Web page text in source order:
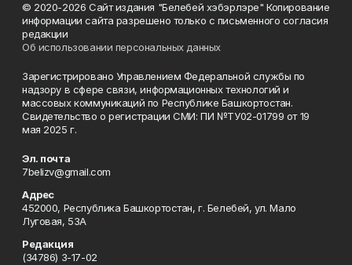
© 2020-2026 Сайт издания "Белебей хэбэрлэре" Копирование
информации сайта разрешено только с письменного согласия
редакции
Об использовании персональных данных
Зарегистрировано Управлением Федеральной службы по
надзору в сфере связи, информационных технологий и
массовых коммуникаций по Республике Башкортостан.
Свидетельство о регистрации СМИ: ПИ №ТУ02-01799 от 19
мая 2025 г.
Эл. почта
7belizv@gmail.com
Адрес
452000, Республика Башкортостан, г. Белебей, ул. Мало
Луговая, 53А
Редакция
(34786) 3-17-02